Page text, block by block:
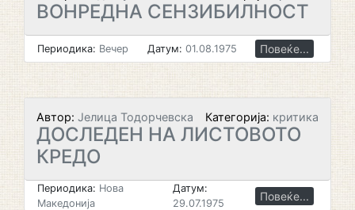
ВОНРЕДНА СЕНЗИБИЛНОСТ
Периодика: Вечер Датум: 01.08.1975 Повеќе...
Автор: Јелица Тодорчевска Категорија: критика
ДОСЛЕДЕН НА ЛИСТОВОТО
КРЕДО
Периодика: Нова
Македонија
Датум:
29.07.1975
Повеќе...